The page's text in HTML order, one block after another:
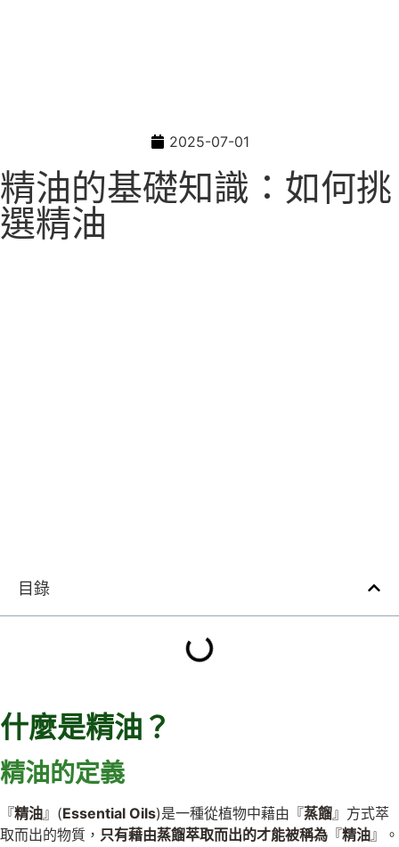
2025-07-01
精油的基礎知識：如何挑
選精油
目錄
什麼是精油？
精油的定義
『精油』(Essential Oils)是一種從植物中藉由 『蒸餾』 方式萃
取而出的物質， 只有藉由蒸餾萃取而出的才能被稱為 『精油』。